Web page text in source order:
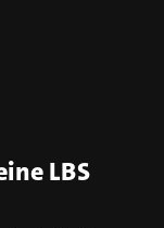
LBS